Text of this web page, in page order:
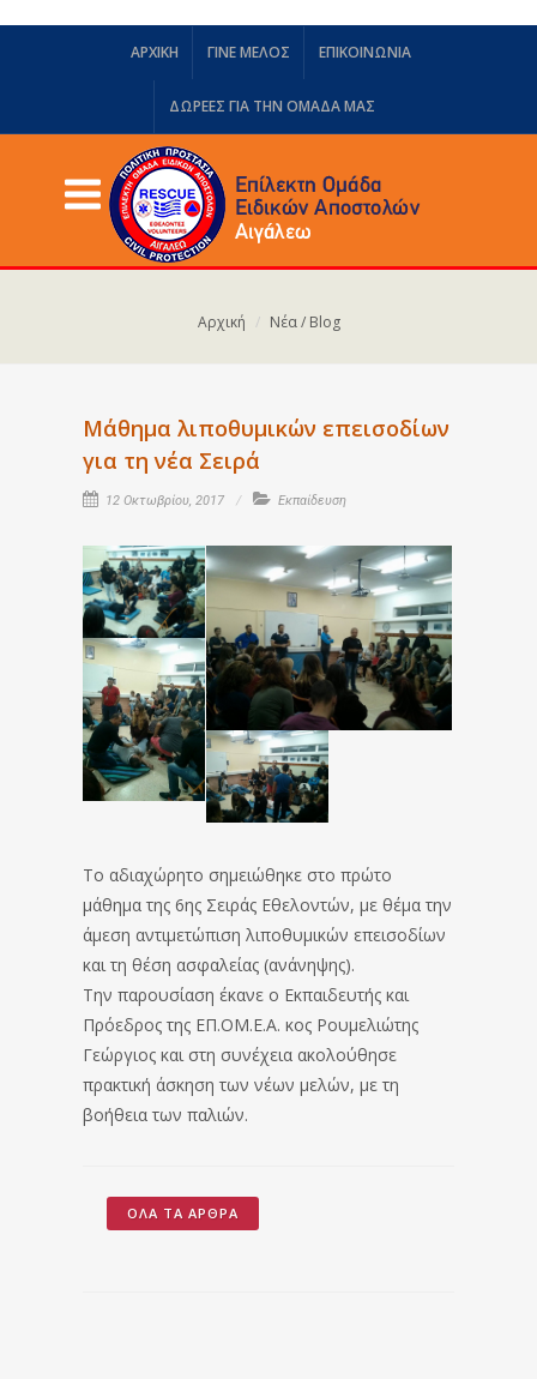
ΑΡΧΙΚΗ ΓΙΝΕ ΜΕΛΟΣ ΕΠΙΚΟΙΝΩΝΙΑ
ΔΩΡΕΈΣ ΓΙΑ ΤΗΝ ΟΜΆΔΑ ΜΑΣ
Αρχική Νέα / Blog
Μάθημα λιποθυμικών επεισοδίων
για τη νέα Σειρά
12 Οκτωβρίου, 2017 Εκπαίδευση
Το αδιαχώρητο σημειώθηκε στο πρώτο
μάθημα της 6ης Σειράς Εθελοντών, με θέμα την
άμεση αντιμετώπιση λιποθυμικών επεισοδίων
και τη θέση ασφαλείας (ανάνηψης).
Την παρουσίαση έκανε ο Εκπαιδευτής και
Πρόεδρος της ΕΠ.ΟΜ.Ε.Α. κος Ρουμελιώτης
Γεώργιος και στη συνέχεια ακολούθησε
πρακτική άσκηση των νέων μελών, με τη
βοήθεια των παλιών.
ΌΛΑ ΤΑ ΆΡΘΡΑ